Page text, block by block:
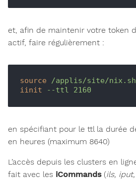
et, afin de maintenir votre token
actif, faire régulièrement :
source
/applis/site/nix.sh
iinit
--ttl 2160
en spécifiant pour le ttl la durée
en heures (maximum 8640)
L’accès depuis les clusters en
fait avec les iCommands(ils,